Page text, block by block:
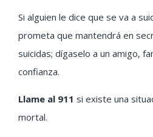
Si alguien le dice que se va a
prometa que mantendrá en
suicidas; dígaselo a un amigo,
confianza.
Llame al 911 si existe una
mortal.